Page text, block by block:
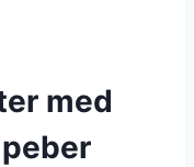
med